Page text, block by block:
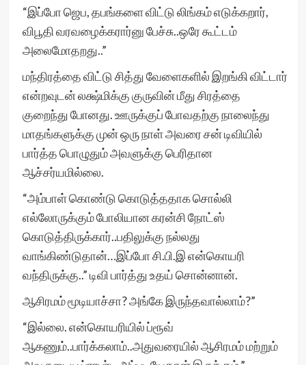
“இப்போ ஜெப, தபங்களை விட்டு லிங்கம் எடுக்கறார்,
விபூதி வரவழைக்கரார்னு பேச்சு..ஒரே கூட்டம்
அலைமோதறது..”
மந்திரத்தை விட்டு சித்து வேளைகளில் இறங்கி விட்டார்
என்றவுடன் லக்ஷ்மிக்கு குருவின் மீது சிரத்தை
குறைந்து போனது. ஊருக்குப் போவதற்கு நாலைந்து
மாதங்களுக்கு முன் ஒரு நாள் அவரை சன் டிவியில்
பார்த்த பொழுதும் அவளுக்கு பெரிதான
ஆச்சர்யமில்லை.
“அம்பாள் கொண்டு கொடுத்ததாக சொல்லி
எல்லோருக்கும் போலியான கரன்சி நோட்ஸ்
கொடுத்திருக்கார்..பதிலுக்கு நல்லது
வாங்கிண்டுதான்…இப்போ சி.பி.இ என்கொயரி
வந்திருக்கு..” டிவி பார்த்து உதய் சொன்னான்.
ஆசிரமம் மூடியாச்சா? அங்கே இருந்தவால்லாம்?”
“இல்லை. என்கொயரியில் ப்ரூவ்
ஆகணும்..பார்க்கலாம்..அதுவரையில் ஆசிரமம் மற்றும்